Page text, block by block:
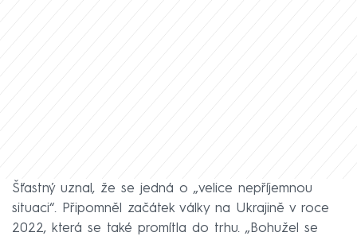
Šťastný uznal, že se jedná o „velice nepříjemnou
situaci“. Připomněl začátek války na Ukrajině v roce
2022, která se také promítla do trhu. „Bohužel se